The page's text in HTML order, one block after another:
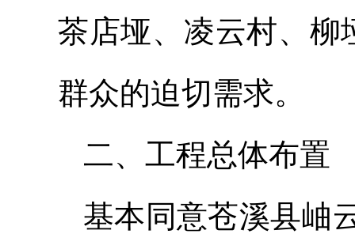
茶店垭、凌云村、柳
群众的迫切需求。
二、工程总体布置
基本同意苍溪县岫